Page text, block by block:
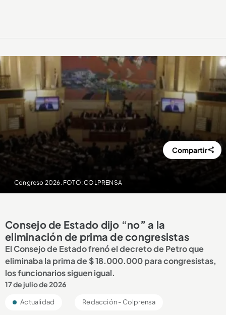
Congreso 2026. FOTO: COLPRENSA
Compartir
Consejo de Estado dijo “no” a la
eliminación de prima de congresistas
El Consejo de Estado frenó el decreto de Petro que
eliminaba la prima de $ 18.000.000 para congresistas,
los funcionarios siguen igual.
17 de julio de 2026
Actualidad Redacción - Colprensa